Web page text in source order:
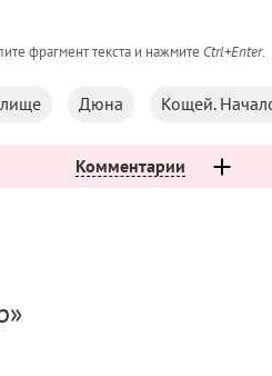
фрагмент текста и нажмите Ctrl+Enter.
Дюна Кощей.
Комментарии